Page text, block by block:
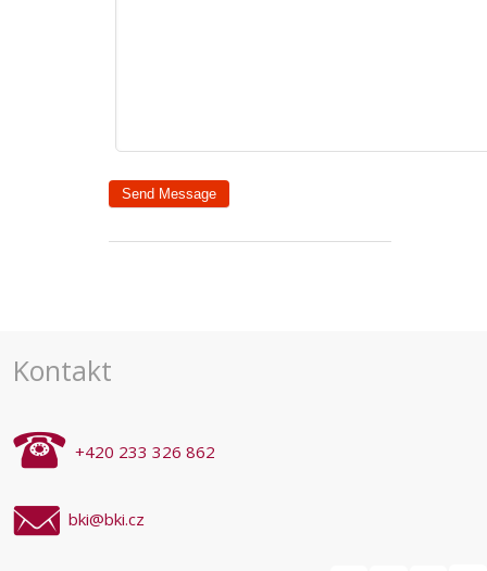
Kontakt
+420 233 326 862
bki@bki.cz